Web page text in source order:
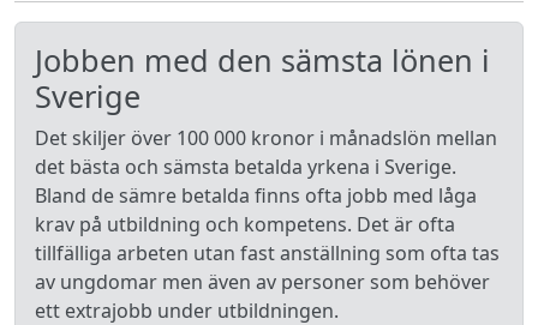
Jobben med den sämsta lönen i
Sverige
Det skiljer över 100 000 kronor i månadslön mellan
det bästa och sämsta betalda yrkena i Sverige.
Bland de sämre betalda finns ofta jobb med låga
krav på utbildning och kompetens. Det är ofta
tillfälliga arbeten utan fast anställning som ofta tas
av ungdomar men även av personer som behöver
ett extrajobb under utbildningen.